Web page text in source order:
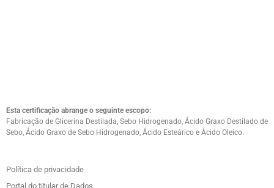
Esta certificação abrange o seguinte escopo:
Fabricação de Glicerina Destilada, Sebo Hidrogenado, Ácido Graxo Destilado de
Sebo, Ácido Graxo de Sebo Hidrogenado, Ácido Esteárico e Ácido Oleico.
Política de privacidade
Portal do titular de Dados